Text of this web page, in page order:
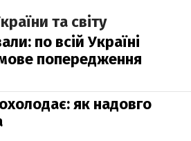
та світу
по всій Україні
попередження
як надовго